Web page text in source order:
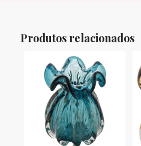
Produtos relacionados